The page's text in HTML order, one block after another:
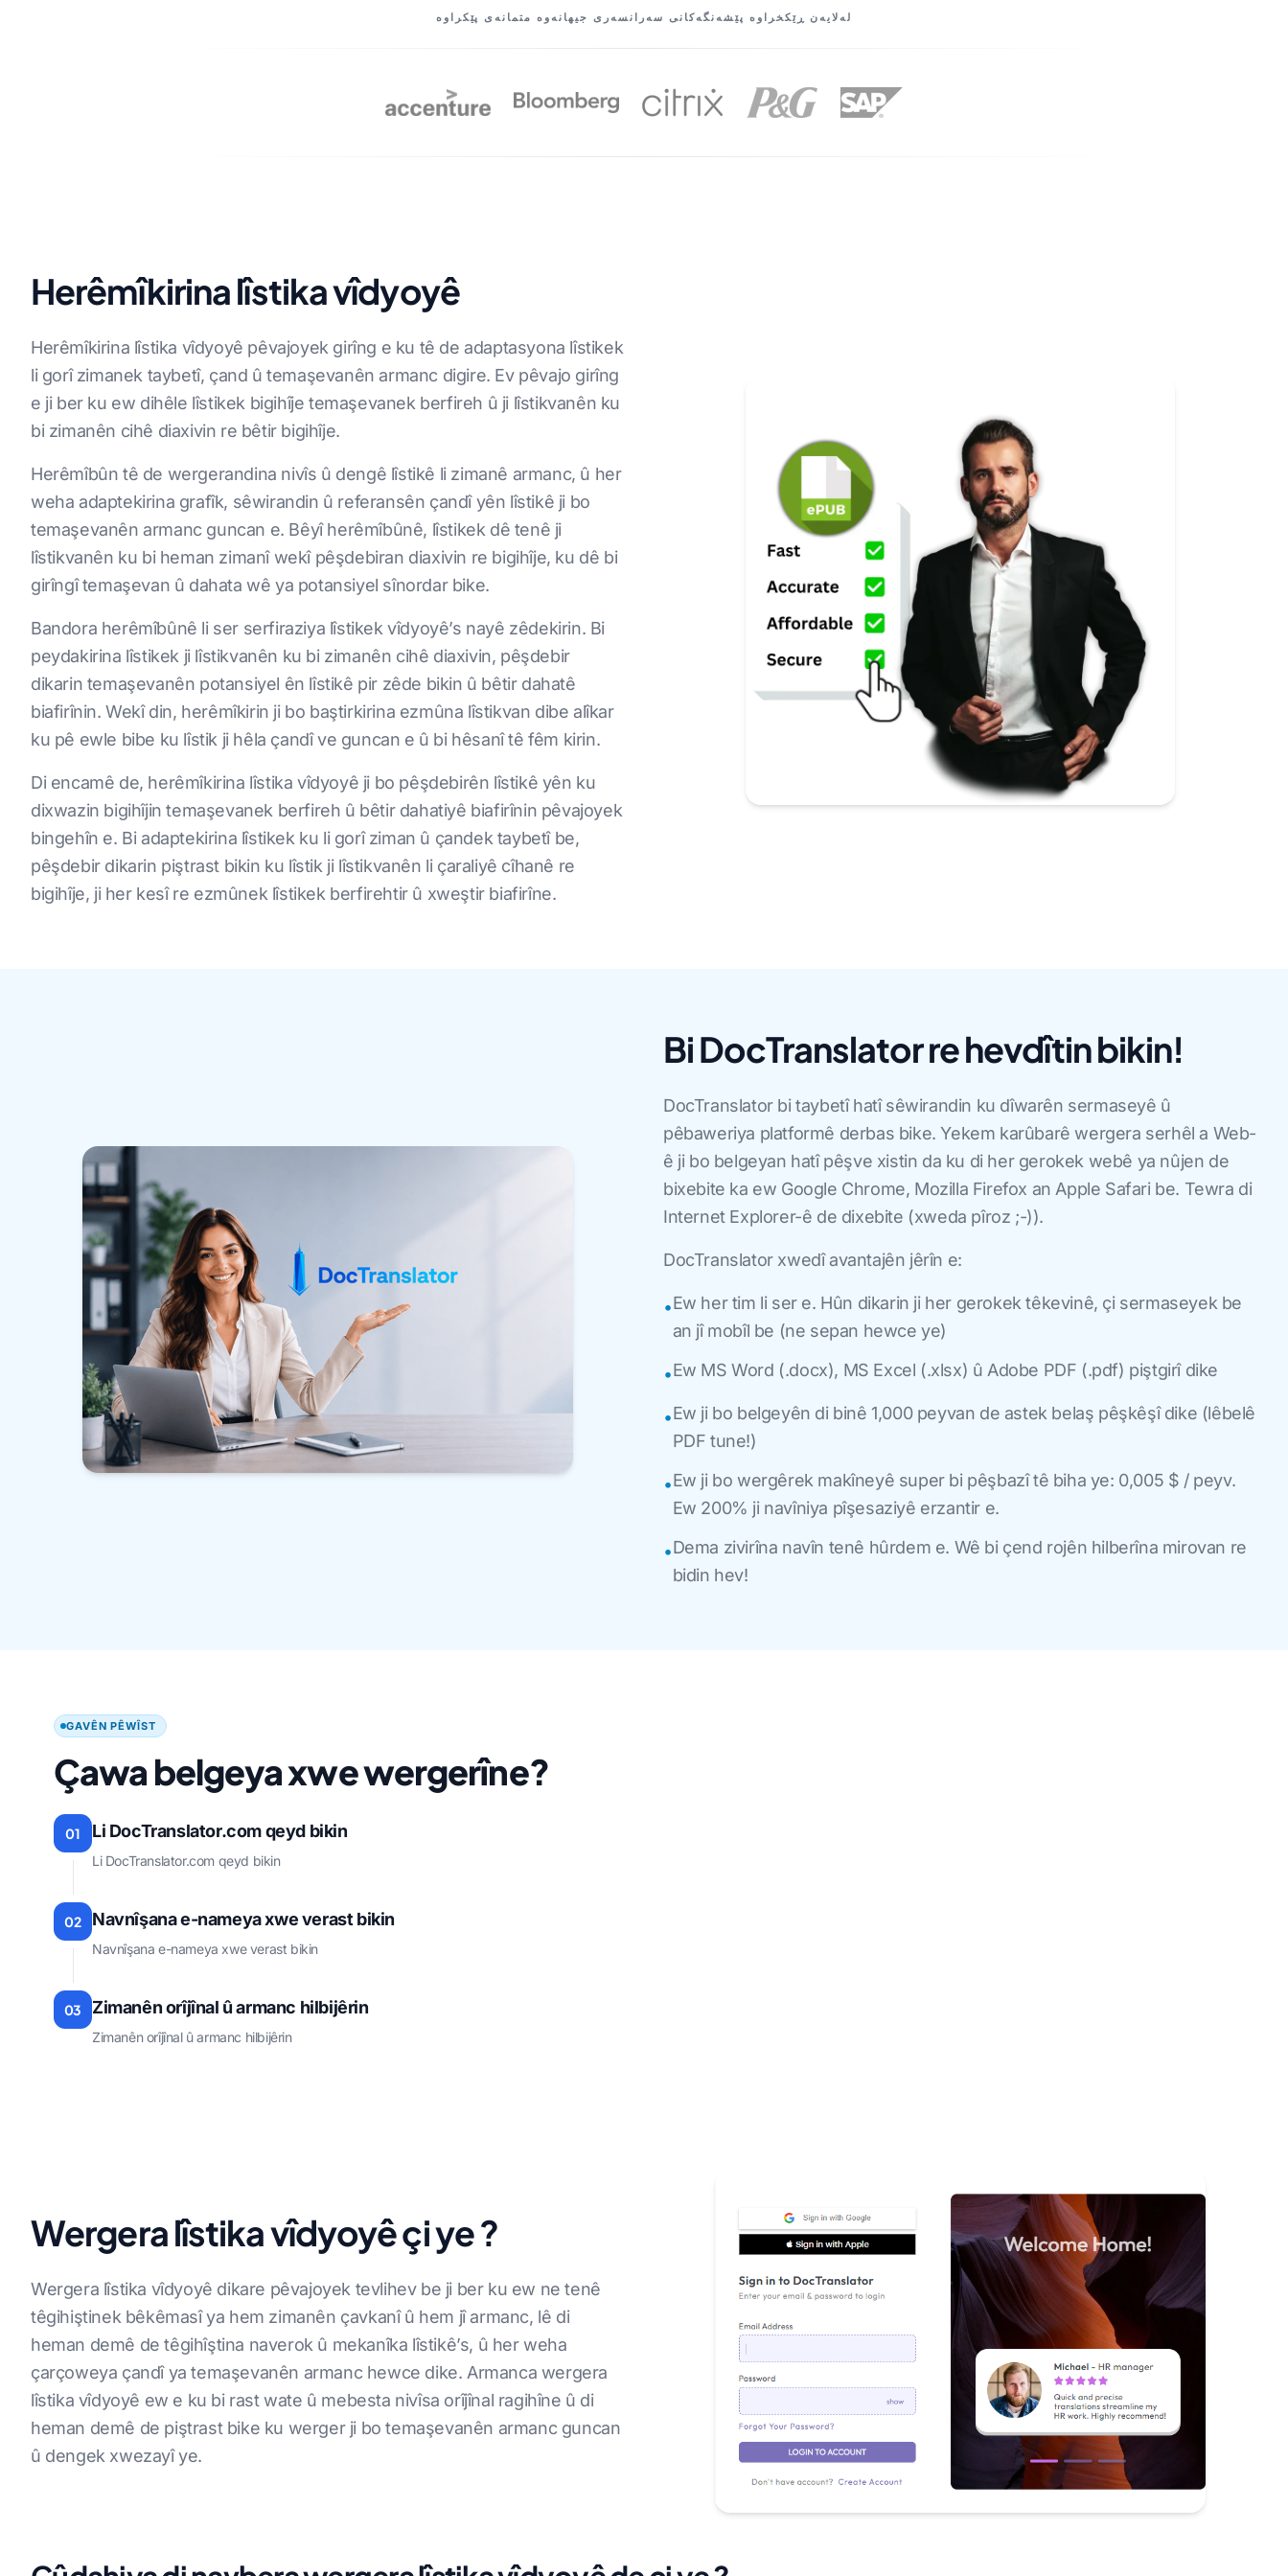
لەلایەن ڕێکخراوە پێشەنگەکانی سەرانسەری جیهانەوە متمانەی پێکراوە
Herêmîkirina lîstika vîdyoyê
Herêmîkirina lîstika vîdyoyê pêvajoyek girîng e ku tê de adaptasyona lîstikek
li gorî zimanek taybetî, çand û temaşevanên armanc digire. Ev pêvajo girîng
e ji ber ku ew dihêle lîstikek bigihîje temaşevanek berfireh û ji lîstikvanên ku
bi zimanên cihê diaxivin re bêtir bigihîje.
Herêmîbûn tê de wergerandina nivîs û dengê lîstikê li zimanê armanc, û her
weha adaptekirina grafîk, sêwirandin û referansên çandî yên lîstikê ji bo
temaşevanên armanc guncan e. Bêyî herêmîbûnê, lîstikek dê tenê ji
lîstikvanên ku bi heman zimanî wekî pêşdebiran diaxivin re bigihîje, ku dê bi
girîngî temaşevan û dahata wê ya potansiyel sînordar bike.
Bandora herêmîbûnê li ser serfiraziya lîstikek vîdyoyê’s nayê zêdekirin. Bi
peydakirina lîstikek ji lîstikvanên ku bi zimanên cihê diaxivin, pêşdebir
dikarin temaşevanên potansiyel ên lîstikê pir zêde bikin û bêtir dahatê
biafirînin. Wekî din, herêmîkirin ji bo baştirkirina ezmûna lîstikvan dibe alîkar
ku pê ewle bibe ku lîstik ji hêla çandî ve guncan e û bi hêsanî tê fêm kirin.
Di encamê de, herêmîkirina lîstika vîdyoyê ji bo pêşdebirên lîstikê yên ku
dixwazin bigihîjin temaşevanek berfireh û bêtir dahatiyê biafirînin pêvajoyek
bingehîn e. Bi adaptekirina lîstikek ku li gorî ziman û çandek taybetî be,
pêşdebir dikarin piştrast bikin ku lîstik ji lîstikvanên li çaraliyê cîhanê re
bigihîje, ji her kesî re ezmûnek lîstikek berfirehtir û xweştir biafirîne.
Bi DocTranslator re hevdîtin bikin!
DocTranslator bi taybetî hatî sêwirandin ku dîwarên sermaseyê û
pêbaweriya platformê derbas bike. Yekem karûbarê wergera serhêl a Web-
ê ji bo belgeyan hatî pêşve xistin da ku di her gerokek webê ya nûjen de
bixebite ka ew Google Chrome, Mozilla Firefox an Apple Safari be. Tewra di
Internet Explorer-ê de dixebite (xweda pîroz ;-)).
DocTranslator xwedî avantajên jêrîn e:
•Ew her tim li ser e. Hûn dikarin ji her gerokek têkevinê, çi sermaseyek be
an jî mobîl be (ne sepan hewce ye)
•Ew MS Word (.docx), MS Excel (.xlsx) û Adobe PDF (.pdf) piştgirî dike
•Ew ji bo belgeyên di binê 1,000 peyvan de astek belaş pêşkêşî dike (lêbelê
PDF tune!)
•Ew ji bo wergêrek makîneyê super bi pêşbazî tê biha ye: 0,005 $ / peyv.
Ew 200% ji navîniya pîşesaziyê erzantir e.
•Dema zivirîna navîn tenê hûrdem e. Wê bi çend rojên hilberîna mirovan re
bidin hev!
GAVÊN PÊWÎST
Çawa belgeya xwe wergerîne?
01 Li DocTranslator.com qeyd bikin
Li DocTranslator.com qeyd bikin
02 Navnîşana e-nameya xwe verast bikin
Navnîşana e-nameya xwe verast bikin
03 Zimanên orîjînal û armanc hilbijêrin
Zimanên orîjînal û armanc hilbijêrin
Wergera lîstika vîdyoyê çi ye ?
Wergera lîstika vîdyoyê dikare pêvajoyek tevlihev be ji ber ku ew ne tenê
têgihiştinek bêkêmasî ya hem zimanên çavkanî û hem jî armanc, lê di
heman demê de têgihîştina naverok û mekanîka lîstikê’s, û her weha
çarçoweya çandî ya temaşevanên armanc hewce dike. Armanca wergera
lîstika vîdyoyê ew e ku bi rast wate û mebesta nivîsa orîjînal ragihîne û di
heman demê de piştrast bike ku werger ji bo temaşevanên armanc guncan
û dengek xwezayî ye.